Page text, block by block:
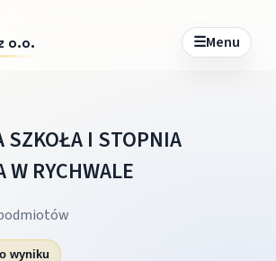
o.o. ☰Menu
SZKOŁA I STOPNIA
W RYCHWALE
wyniku